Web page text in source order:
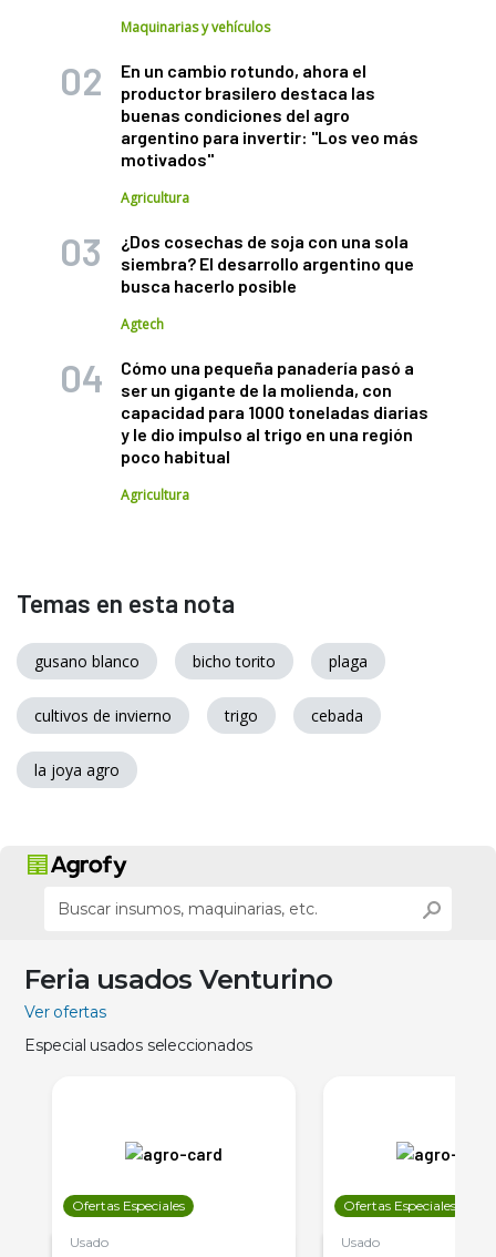
Maquinarias y vehículos
En un cambio rotundo, ahora el
productor brasilero destaca las
buenas condiciones del agro
argentino para invertir: "Los veo más
motivados"
Agricultura
¿Dos cosechas de soja con una sola
siembra? El desarrollo argentino que
busca hacerlo posible
Agtech
Cómo una pequeña panadería pasó a
ser un gigante de la molienda, con
capacidad para 1000 toneladas diarias
y le dio impulso al trigo en una región
poco habitual
Agricultura
Temas en esta nota
gusano blanco bicho torito plaga
cultivos de invierno trigo cebada
la joya agro
Feria usados Venturino
Ver ofertas
Especial usados seleccionados
Ofertas Especiales
Usado
Ofertas Especiales
Usado